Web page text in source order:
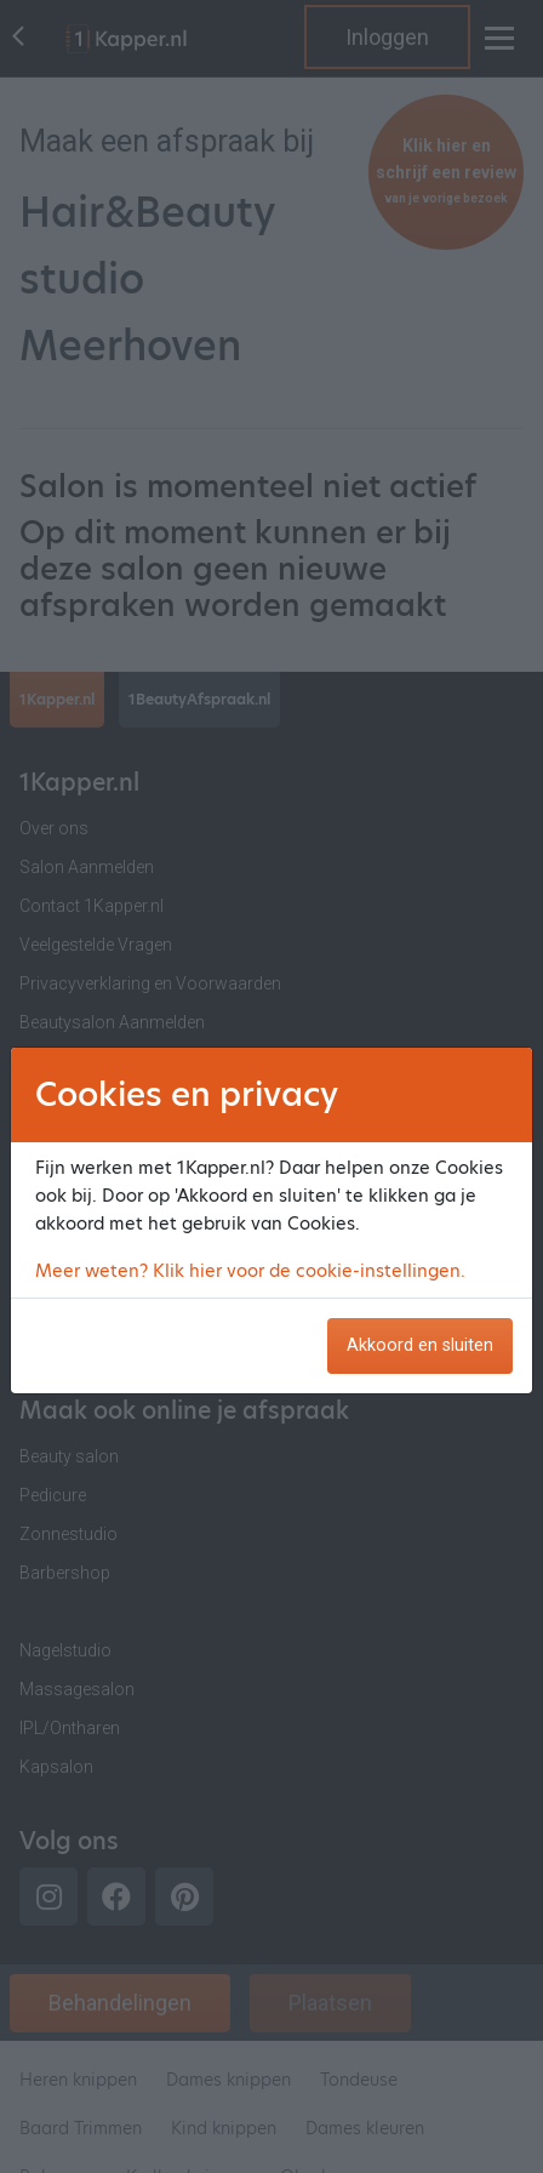
Inloggen
Maak een afspraak bij
Hair&Beauty
studio
Meerhoven
Klik hier en
schrijf een review
van je vorige bezoek
Salon is momenteel niet actief
Op dit moment kunnen er bij
deze salon geen nieuwe
afspraken worden gemaakt
1Kapper.nl 1BeautyAfspraak.nl
1Kapper.nl
Over ons
Salon Aanmelden
Contact 1Kapper.nl
Veelgestelde Vragen
Privacyverklaring en Voorwaarden
Beautysalon Aanmelden
Informatie
Software voor Kapsalon
Software voor Barber
Software voor Beautysalon
Stoelverhuur
Maak ook online je afspraak
Beauty salon
Pedicure
Zonnestudio
Barbershop
Nagelstudio
Massagesalon
IPL/Ontharen
Kapsalon
Volg ons
Behandelingen Plaatsen
Heren knippen Dames knippen
Tondeuse
Baard Trimmen
Kind knippen
Dames kleuren
Cookies en privacy
Fijn werken met 1Kapper.nl? Daar helpen onze Cookies
ook bij. Door op 'Akkoord en sluiten' te klikken ga je
akkoord met het gebruik van Cookies.
Meer weten? Klik hier voor de cookie-instellingen.
Akkoord en sluiten